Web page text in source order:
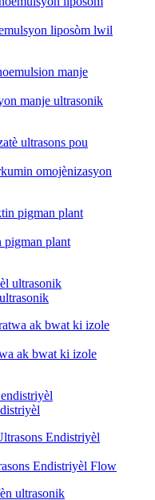
liposòm lwil
manje ultrasonik
omojènizasyon
pigman plant
ak bwat ki izole
Endistriyèl Flow